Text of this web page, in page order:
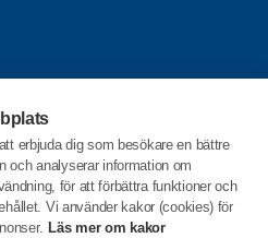
erbjuda dig som besökare en bättre
och analyserar information om
för att förbättra funktioner och
Vi använder kakor (cookies) för
Läs mer om kakor